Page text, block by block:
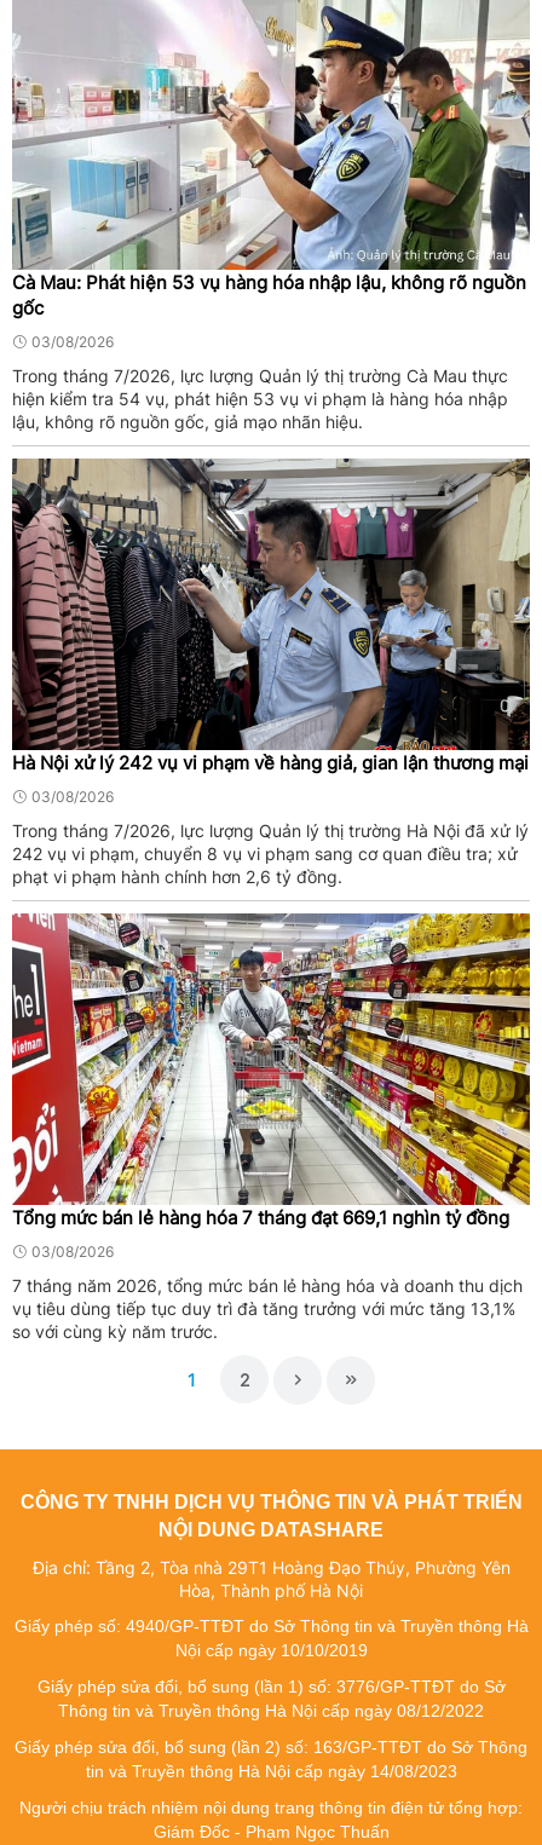
Cà Mau: Phát hiện 53 vụ hàng hóa nhập lậu, không rõ nguồn
gốc
03/08/2026
Trong tháng 7/2026, lực lượng Quản lý thị trường Cà Mau thực
hiện kiểm tra 54 vụ, phát hiện 53 vụ vi phạm là hàng hóa nhập
lậu, không rõ nguồn gốc, giả mạo nhãn hiệu.
Hà Nội xử lý 242 vụ vi phạm về hàng giả, gian lận thương mại
03/08/2026
Trong tháng 7/2026, lực lượng Quản lý thị trường Hà Nội đã xử lý
242 vụ vi phạm, chuyển 8 vụ vi phạm sang cơ quan điều tra; xử
phạt vi phạm hành chính hơn 2,6 tỷ đồng.
Tổng mức bán lẻ hàng hóa 7 tháng đạt 669,1 nghìn tỷ đồng
03/08/2026
7 tháng năm 2026, tổng mức bán lẻ hàng hóa và doanh thu dịch
vụ tiêu dùng tiếp tục duy trì đà tăng trưởng với mức tăng 13,1%
so với cùng kỳ năm trước.
1 2
CÔNG TY TNHH DỊCH VỤ THÔNG TIN VÀ PHÁT TRIỂN
NỘI DUNG DATASHARE
Địa chỉ: Tầng 2, Tòa nhà 29T1 Hoàng Đạo Thúy, Phường Yên
Hòa, Thành phố Hà Nội
Giấy phép số: 4940/GP-TTĐT do Sở Thông tin và Truyền thông Hà
Nội cấp ngày 10/10/2019
Giấy phép sửa đổi, bổ sung (lần 1) số: 3776/GP-TTĐT do Sở
Thông tin và Truyền thông Hà Nội cấp ngày 08/12/2022
Giấy phép sửa đổi, bổ sung (lần 2) số: 163/GP-TTĐT do Sở Thông
tin và Truyền thông Hà Nội cấp ngày 14/08/2023
Người chịu trách nhiệm nội dung trang thông tin điện tử tổng hợp:
Giám Đốc - Phạm Ngọc Thuấn